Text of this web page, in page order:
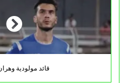
قائد مولودية